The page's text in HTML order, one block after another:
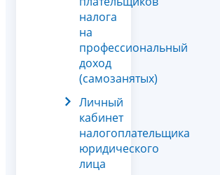
налога
на
профессиональный
доход
(самозанятых)
Личный
кабинет
налогоплательщика
юридического
лица